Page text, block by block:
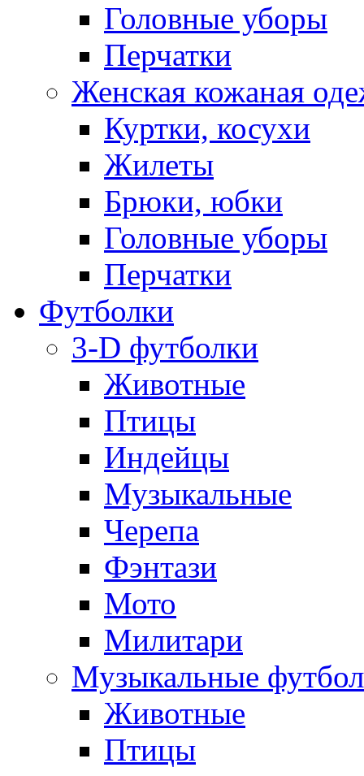
Головные уборы
Перчатки
Женская кожаная
Куртки, косухи
Жилеты
Брюки, юбки
Головные уборы
Перчатки
Футболки
3-D футболки
Животные
Птицы
Индейцы
Музыкальные
Черепа
Фэнтази
Мото
Милитари
Музыкальные
Животные
Птицы